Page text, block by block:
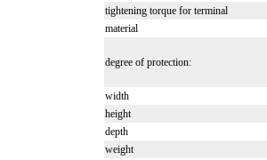
tightening torque for terminal
material
degree of protection:
width
height
depth
weight